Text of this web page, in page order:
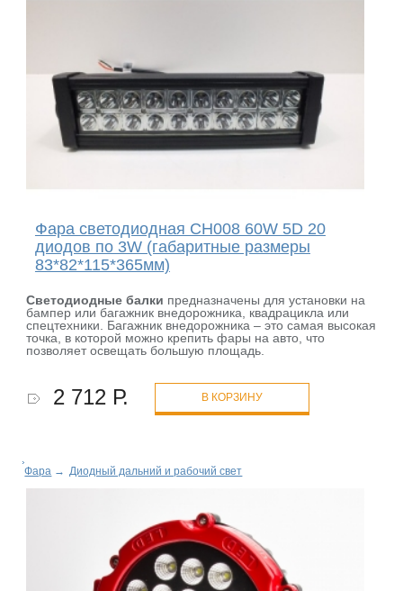
Фара светодиодная CH008 60W 5D 20
диодов по 3W (габаритные размеры
83*82*115*365мм)
Светодиодные балки предназначены для установки на
бампер или багажник внедорожника, квадрацикла или
спецтехники. Багажник внедорожника – это самая высокая
точка, в которой можно крепить фары на авто, что
позволяет освещать большую площадь.
2 712 Р. В КОРЗИНУ
Фара → Диодный дальний и рабочий свет